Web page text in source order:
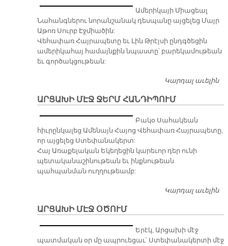
Ամերիկայի Միացեալ
Նահանգներու նորանշանակ դեսպանը այցելեց Մայր
Աթոռ Սուրբ Էջմիածին:
Վեհափառ Հայրապետը եւ Լին Թրէյսի ընդգծեցին
ամերիկահայ համայնքին նպաստը՝ բարեկամութեան
եւ գործակցութեան:
Կարդալ աւելին
ԱՐՑԱԽԻ ՄԷՋ ՋԵՐՄ ՀԱՆԴԻՊՈՒՄ
Բակօ Սահակեան
հիւրընկալեց Ամենայն Հայոց Վեհափառ Հայրապետը,
որ այցելեց Ստեփանակերտ:
Հայ Առաքելական Եկեղեցին կարեւոր դեր ունի
պետականաշինութեան եւ ինքնութեան
պահպանման ուղղութեամբ:
Կարդալ աւելին
ԱՐՑԱԽԻ ՄԷՋ ՕԾՈՒՄ
Երէկ, Արցախի մէջ
պատմական օր մը ապրուեցաւ՝ Ստեփանակերտի մէջ